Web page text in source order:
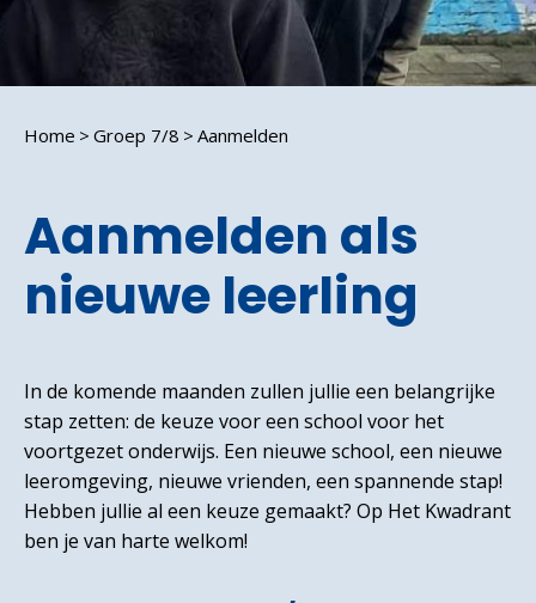
Home Groep 7/8 Aanmelden
Aanmelden als
nieuwe leerling
In de komende maanden zullen jullie een belangrijke
stap zetten: de keuze voor een school voor het
voortgezet onderwijs. Een nieuwe school, een nieuwe
leeromgeving, nieuwe vrienden, een spannende stap!
Hebben jullie al een keuze gemaakt? Op Het Kwadrant
ben je van harte welkom!